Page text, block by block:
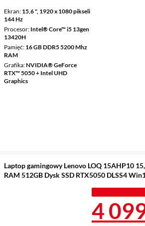
Ekran 15,6 ", 1920 x 1080 pikseli
144 Hz
Procesor Intel® Core™ i5 13gen
13420H
Pamięć 16 GB DDR5 5200 Mhz
RAM
Grafika NVIDIA® GeForce
RTX™ 5050 + Intel UHD
Graphics
Laptop gamingowy Lenovo LOQ 15AHP10
RAM 512GB Dysk SSD RTX5050 DLSS4
4